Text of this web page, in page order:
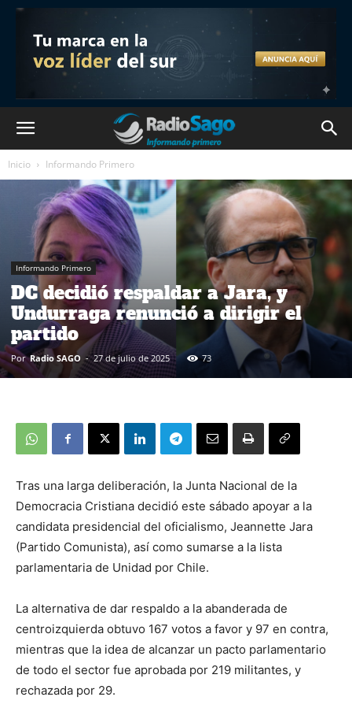
Inicio Informando Primero
Informando Primero
DC decidió respaldar a Jara, y
Undurraga renunció a dirigir el
partido
Por Radio SAGO - 27 de julio de 2025 73
Tras una larga deliberación, la Junta Nacional de la
Democracia Cristiana decidió este sábado apoyar a la
candidata presidencial del oficialismo, Jeannette Jara
(Partido Comunista), así como sumarse a la lista
parlamentaria de Unidad por Chile.
La alternativa de dar respaldo a la abanderada de
centroizquierda obtuvo 167 votos a favor y 97 en contra,
mientras que la idea de alcanzar un pacto parlamentario
de todo el sector fue aprobada por 219 militantes, y
rechazada por 29.